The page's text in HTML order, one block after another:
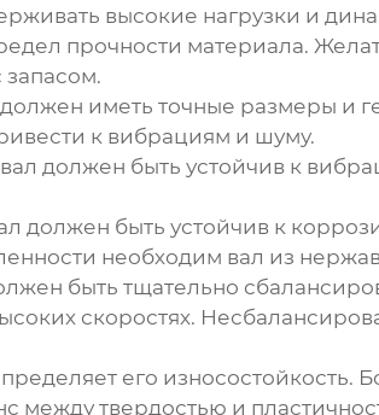
высокие нагрузки и
прочности материала.
запасом.
должен иметь точные размеры и
к вибрациям и шуму.
должен быть устойчив к
должен быть устойчив к
необходим вал из
быть тщательно
скоростях.
его
между твердостью и